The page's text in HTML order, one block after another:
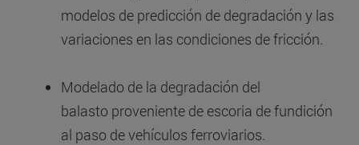
modelos de predicción de degradación y las
variaciones en las condiciones de fricción.
Modelado de la degradación del
balasto proveniente de escoria de fundición
al paso de vehículos ferroviarios.